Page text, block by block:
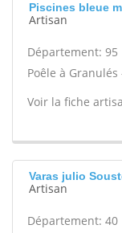
Piscines bleue
Artisan
Département: 95
Poêle à Granulés
Voir la fiche
Varas julio
Artisan
Département: 40